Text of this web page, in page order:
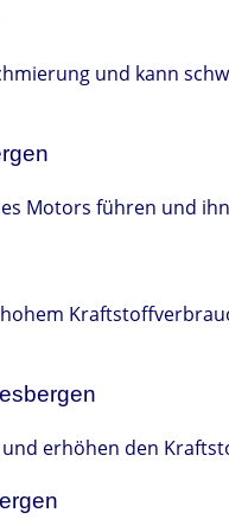
und kann
Motors führen und
erhöhen den